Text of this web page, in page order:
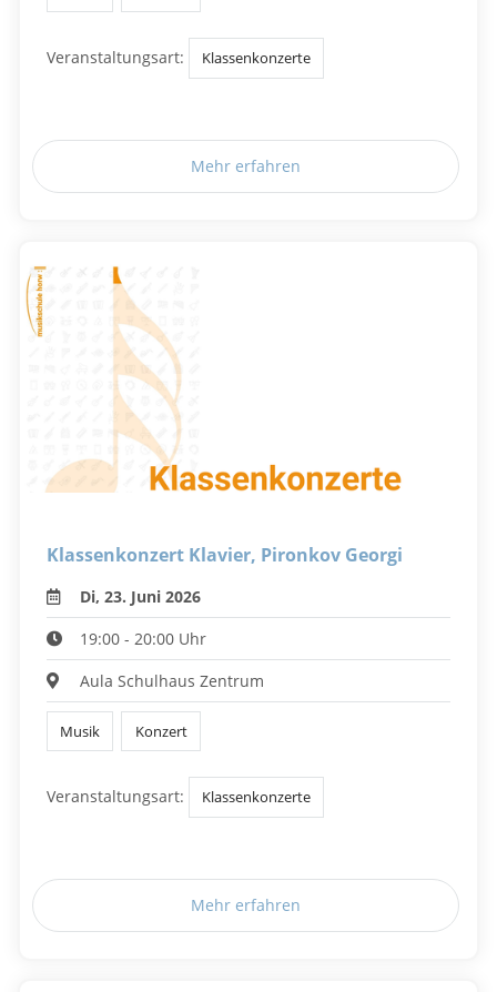
Veranstaltungsart: Klassenkonzerte
Mehr erfahren
Klassenkonzert Klavier, Pironkov Georgi
Di, 23. Juni 2026
19:00 - 20:00 Uhr
Aula Schulhaus Zentrum
Musik Konzert
Veranstaltungsart: Klassenkonzerte
Mehr erfahren